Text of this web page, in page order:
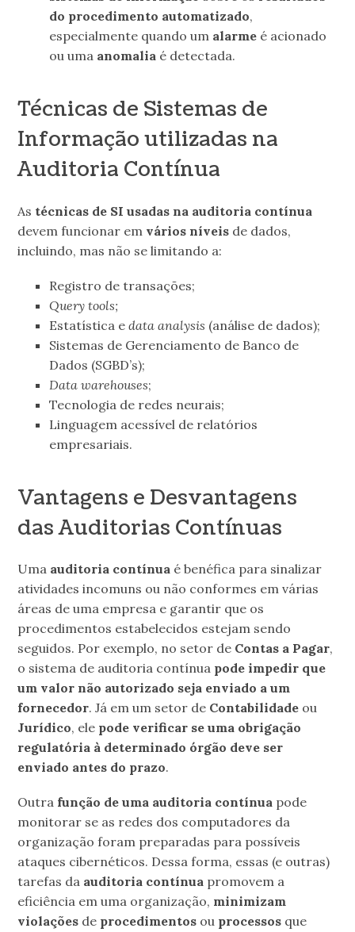
do procedimento automatizado,
especialmente quando um alarme é acionado
ou uma anomalia é detectada.
Técnicas de Sistemas de
Informação utilizadas na
Auditoria Contínua
As técnicas de SI usadas na auditoria contínua
devem funcionar em vários níveis de dados,
incluindo, mas não se limitando a:
Registro de transações;
Query tools;
Estatística edata analysis (análise de dados);
Sistemas de Gerenciamento de Banco de
Dados (SGBD’s);
Data warehouses;
Tecnologia de redes neurais;
Linguagem acessível de relatórios
empresariais.
Vantagens e Desvantagens
das Auditorias Contínuas
Uma auditoria contínua é benéfica para sinalizar
atividades incomuns ou não conformes em várias
áreas de uma empresa e garantir que os
procedimentos estabelecidos estejam sendo
seguidos. Por exemplo, no setor de Contas a Pagar,
o sistema de auditoria contínua pode impedir que
um valor não autorizado seja enviado a um
fornecedor. Já em um setor de Contabilidade ou
Jurídico, ele pode verificar se uma obrigação
regulatória à determinado órgão deve ser
enviado antes do prazo.
Outra função de uma auditoria contínua pode
monitorar se as redes dos computadores da
organização foram preparadas para possíveis
ataques cibernéticos. Dessa forma, essas (e outras)
tarefas da auditoria contínua promovem a
eficiência em uma organização, minimizam
violações de procedimentos ou processos que